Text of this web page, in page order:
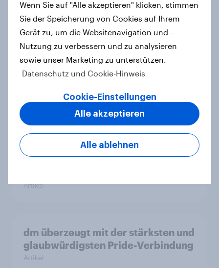
Artikel
Zuhause Kochen: Zwischen
Lifestyle und Notwendigkeit
„Marken x Pride 2025“ – wie gut
kommt die Solidarisierung von
Unternehmen mit der LGBTQ+-
Artikel
dm überzeugt mit der stärksten und
glaubwürdigsten Pride-Verbindung
Artikel
Wenn Sie auf "Alle akzeptieren" klicken, stimmen
Sie der Speicherung von Cookies auf Ihrem
Gerät zu, um die Websitenavigation und -
Nutzung zu verbessern und zu analysieren
sowie unser Marketing zu unterstützen.
Datenschutz und Cookie-Hinweis
Cookie-Einstellungen
Alle ablehnen
Alle akzeptieren